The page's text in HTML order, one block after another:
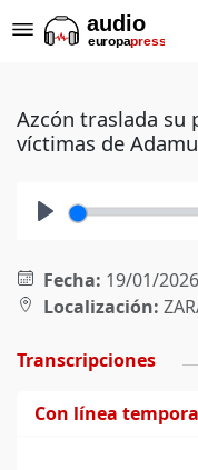
Azcón traslada su
víctimas de
Fecha: 19/01/2026
Localización:
Transcripciones
Con línea